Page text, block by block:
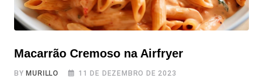
Macarrão Cremoso na Airfryer
BYMURILLO 11 DE DEZEMBRO DE 2023